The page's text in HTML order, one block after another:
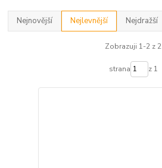
Nejnovější Nejlevnější Nejdražší
Zobrazuji 1-2 z 2
strana z 1